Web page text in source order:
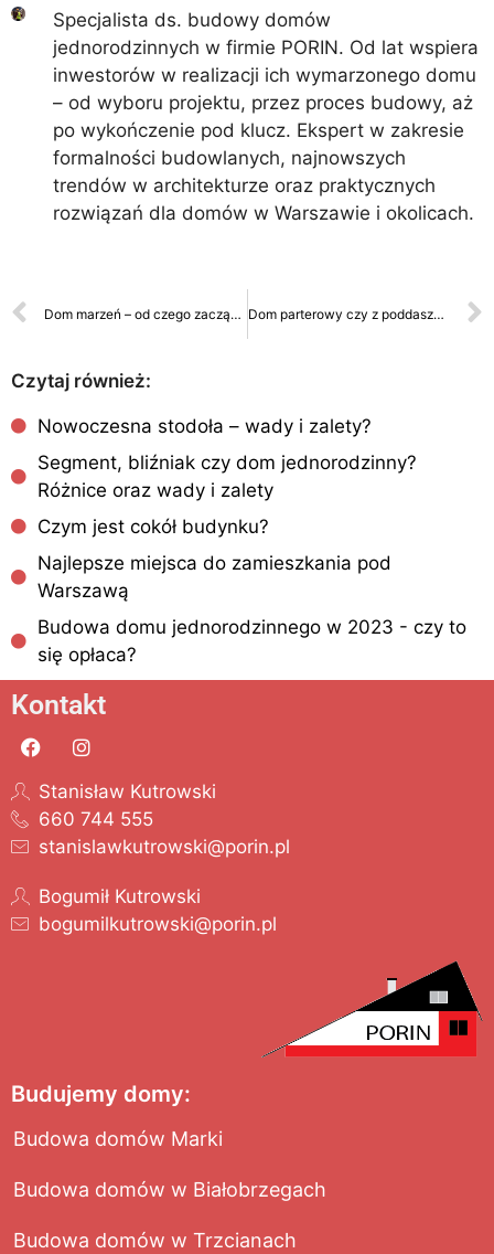
Specjalista ds. budowy domów
jednorodzinnych w firmie PORIN. Od lat wspiera
inwestorów w realizacji ich wymarzonego domu
– od wyboru projektu, przez proces budowy, aż
po wykończenie pod klucz. Ekspert w zakresie
formalności budowlanych, najnowszych
trendów w architekturze oraz praktycznych
rozwiązań dla domów w Warszawie i okolicach.
Dom marzeń – od czego zacząć, jeśli nie masz działki ani projektu? Dom parterowy czy z poddaszem? Plusy i minusy
Czytaj również:
Nowoczesna stodoła – wady i zalety?
Segment, bliźniak czy dom jednorodzinny?
Różnice oraz wady i zalety
Czym jest cokół budynku?
Najlepsze miejsca do zamieszkania pod
Warszawą
Budowa domu jednorodzinnego w 2023 - czy to
się opłaca?
Kontakt
Stanisław Kutrowski
660 744 555
stanislawkutrowski@porin.pl
Bogumił Kutrowski
bogumilkutrowski@porin.pl
Budujemy domy:
Budowa domów Marki
Budowa domów w Białobrzegach
Budowa domów w Trzcianach